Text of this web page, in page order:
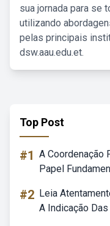
sua jornada para se
utilizando
pelas principais
dsw.aau.edu.et.
Top Post
#1 A Coordenação
Papel
#2 Leia
A Indicação